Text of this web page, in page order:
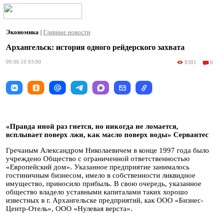
Экономика | Главные новости
Архангельск: история одного рейдерского захвата
09.06.10 03:00 8381 0
«Правда иной раз гнется, но никогда не ломается,
всплывает поверх лжи, как масло поверх воды» Сервантес
Гречаным Александром Николаевичем в конце 1997 года было
учреждено Общество с ограниченной ответственностью
«Европейский дом». Указанное предприятие занималось
гостиничным бизнесом, имело в собственности ликвидное
имущество, приносило прибыль. В свою очередь, указанное
общество владело уставными капиталами таких хорошо
известных в г. Архангельске предприятий, как ООО «Бизнес-
Центр-Отель», ООО «Нулевая верста».